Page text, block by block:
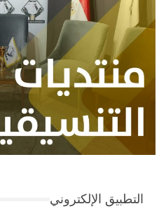
التطبيق الإلكتروني